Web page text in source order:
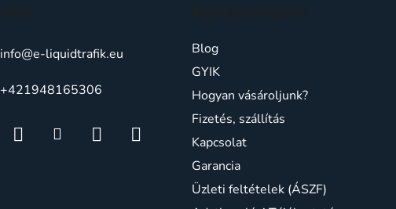
l
info@e-liquidtrafik.eu
+421948165306
Blog
GYIK
Hogyan vásároljunk?
Fizetés, szállítás
Kapcsolat
Garancia
Üzleti feltételek (ÁSZF)